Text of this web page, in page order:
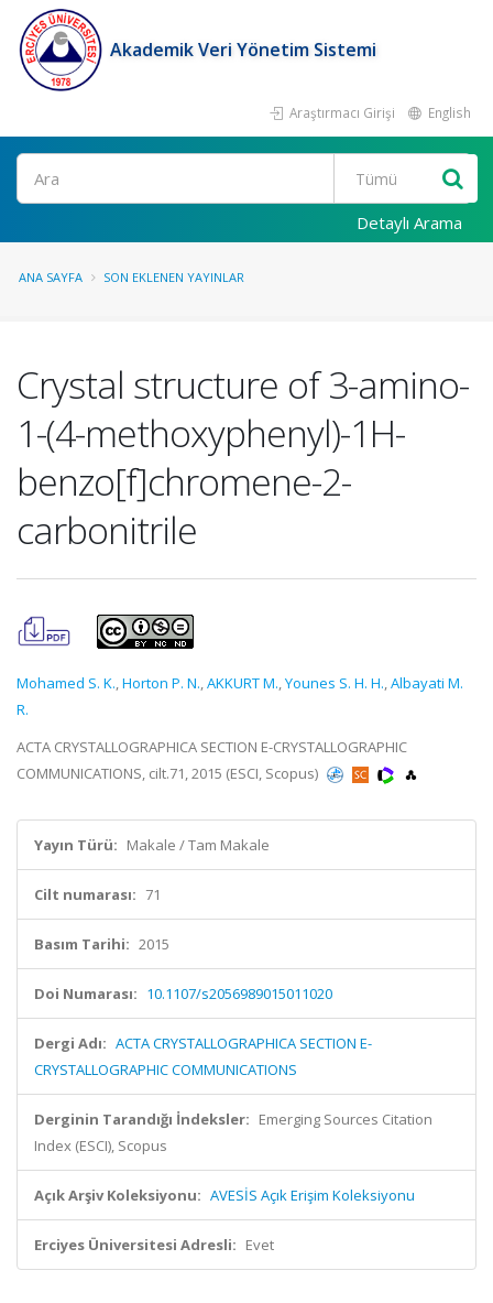
Akademik Veri Yönetim Sistemi
Araştırmacı Girişi English
Ara
Detaylı Arama
ANA SAYFA SON EKLENEN YAYINLAR
Crystal structure of 3-amino-
1-(4-methoxyphenyl)-1H-
benzo[f]chromene-2-
carbonitrile
Mohamed S. K.,Horton P. N.,AKKURT M.,Younes S. H. H.,Albayati M.
R.
ACTA CRYSTALLOGRAPHICA SECTION E-CRYSTALLOGRAPHIC
COMMUNICATIONS, cilt.71, 2015 (ESCI, Scopus)
Yayın Türü: Makale / Tam Makale
Cilt numarası: 71
Basım Tarihi: 2015
Doi Numarası: 10.1107/s2056989015011020
Dergi Adı: ACTA CRYSTALLOGRAPHICA SECTION E-
CRYSTALLOGRAPHIC COMMUNICATIONS
Derginin Tarandığı İndeksler: Emerging Sources Citation
Index (ESCI), Scopus
Açık Arşiv Koleksiyonu: AVESİS Açık Erişim Koleksiyonu
Erciyes Üniversitesi Adresli: Evet